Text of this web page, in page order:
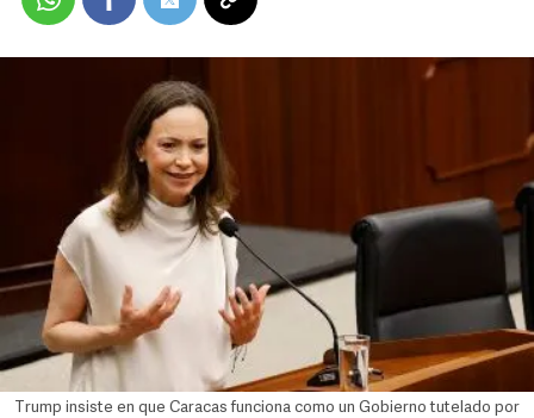
Trump insiste en que Caracas funciona como un Gobierno tutelado por